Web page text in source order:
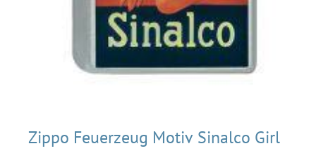
Zippo Feuerzeug Motiv Sinalco Girl